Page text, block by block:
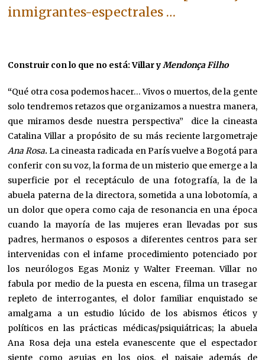
inmigrantes-espectrales …
Construir con lo que no está: Villar yMendonçaFilho
“Qué otra cosa podemos hacer… Vivos o muertos, de la gente
solo tendremos retazos que organizamos a nuestra manera,
que miramos desde nuestra perspectiva” dice la cineasta
Catalina Villar a propósito de su más reciente largometraje
Ana Rosa.La cineasta radicada en París vuelve a Bogotá para
conferir con su voz, la forma de un misterio que emerge a la
superficie por el receptáculo de una fotografía, la de la
abuela paterna de la directora, sometida a una lobotomía, a
un dolor que opera como caja de resonancia en una época
cuando la mayoría de las mujeres eran llevadas por sus
padres, hermanos o esposos a diferentes centros para ser
intervenidas con el infame procedimiento potenciado por
los neurólogos Egas Moniz y Walter Freeman. Villar no
fabula por medio de la puesta en escena, filma un trasegar
repleto de interrogantes, el dolor familiar enquistado se
amalgama a un estudio lúcido de los abismos éticos y
políticos en las prácticas médicas/psiquiátricas; la abuela
Ana Rosa deja una estela evanescente que el espectador
siente como agujas en los ojos, el paisaje además de